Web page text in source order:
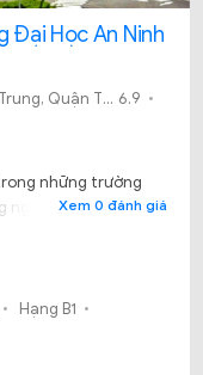
Đại Học An Ninh
Km18 Xa lộ Hà Nội, Phường Linh Trung, Quận Thủ Đức, TP.HCM 6.9
những trường
ngừng nỗ lực và cố
đến cho bạn
Xem 0 đánh giá
Hạng B1